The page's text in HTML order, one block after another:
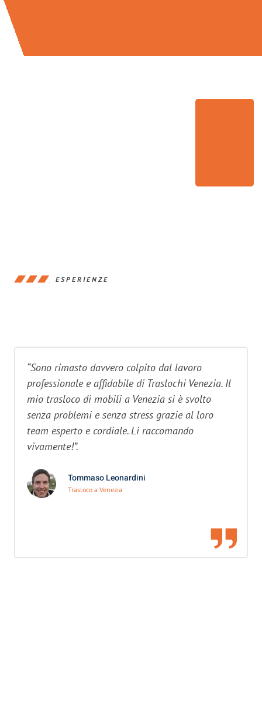
ESPERIENZE
“Sono rimasto davvero colpito dal lavoro
professionale e affidabile di Traslochi Venezia. Il
mio trasloco di mobili a Venezia si è svolto
senza problemi e senza stress grazie al loro
team esperto e cordiale. Li raccomando
vivamente!”.
Tommaso Leonardini
Trasloco a Venezia